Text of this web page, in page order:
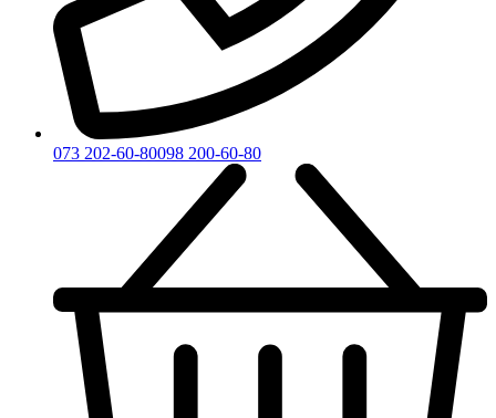
073 202-60-80098 200-60-80